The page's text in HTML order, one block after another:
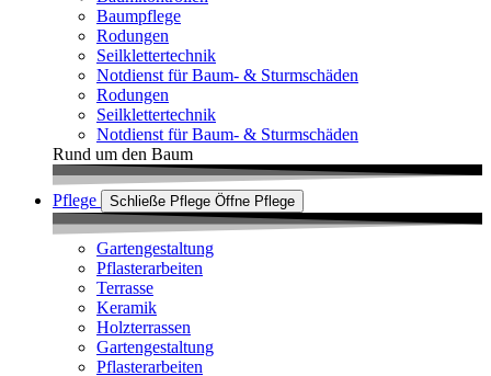
Baumpflege
Rodungen
Seilklettertechnik
Notdienst für Baum- & Sturmschäden
Rodungen
Seilklettertechnik
Notdienst für Baum- & Sturmschäden
Rund um den Baum
Pflege Schließe Pflege Öffne Pflege
Gartengestaltung
Pflasterarbeiten
Terrasse
Keramik
Holzterrassen
Gartengestaltung
Pflasterarbeiten